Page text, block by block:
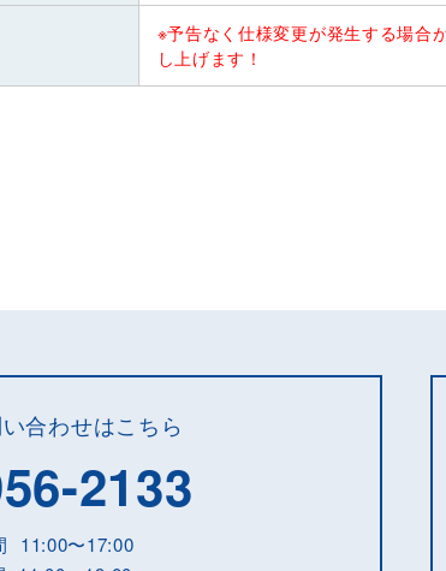
※予告なく仕様変更が発生する場合
し上げます！
合わせはこちら
2133
11:00〜17:00